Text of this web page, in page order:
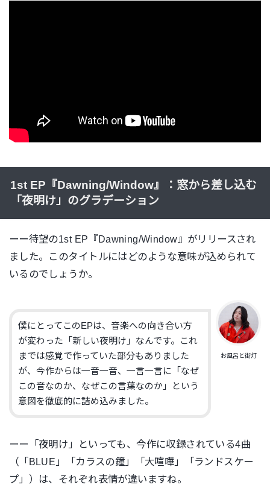
1st EP『Dawning/Window』：窓から差し込む
「夜明け」のグラデーション
ーー待望の1st EP『Dawning/Window』がリリースされ
ました。このタイトルにはどのような意味が込められて
いるのでしょうか。
お風呂と街灯
僕にとってこのEPは、音楽への向き合い方
が変わった「新しい夜明け」なんです。これ
までは感覚で作っていた部分もありました
が、今作からは一音一音、一言一言に「なぜ
この音なのか、なぜこの言葉なのか」という
意図を徹底的に詰め込みました。
ーー「夜明け」といっても、今作に収録されている4曲
（「BLUE」「カラスの鐘」「大喧嘩」「ランドスケー
プ」）は、それぞれ表情が違いますね。